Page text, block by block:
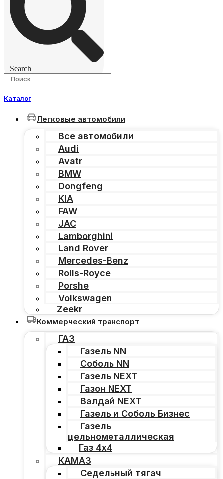
Search
Каталог
Легковые автомобили
Все автомобили
Audi
Avatr
BMW
Dongfeng
KIA
FAW
JAC
Lamborghini
Land Rover
Mercedes-Benz
Rolls-Royce
Porshe
Volkswagen
Zeekr
Коммерческий транспорт
ГАЗ
Газель NN
Соболь NN
Газель NEXT
Газон NEXT
Валдай NEXT
Газель и Соболь Бизнес
Газель
цельнометаллическая
Газ 4х4
КАМАЗ
Седельный тягач